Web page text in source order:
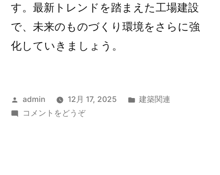
す。最新トレンドを踏まえた工場建設
で、未来のものづくり環境をさらに強
化していきましょう。
投
稿
admin 12月 17, 2025
カ
建築関連
コメントをどうぞ(工